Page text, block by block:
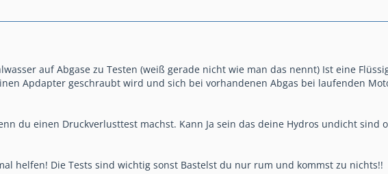
auf Abgase zu Testen (weiß gerade nicht wie man das nennt) Ist eine
Apdapter geschraubt wird und sich bei vorhandenen Abgas bei laufenden
du einen Druckverlusttest machst. Kann Ja sein das deine Hydros undicht sind
helfen! Die Tests sind wichtig sonst Bastelst du nur rum und kommst zu nichts!!